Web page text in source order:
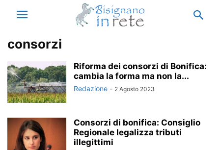
consorzi
Riforma dei consorzi di Bonifica:
cambia la forma ma non la...
Redazione - 2 Agosto 2023
Consorzi di bonifica: Consiglio
Regionale legalizza tributi
illegittimi